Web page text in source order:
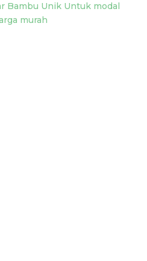
Bambu Unik Untuk modal
murah